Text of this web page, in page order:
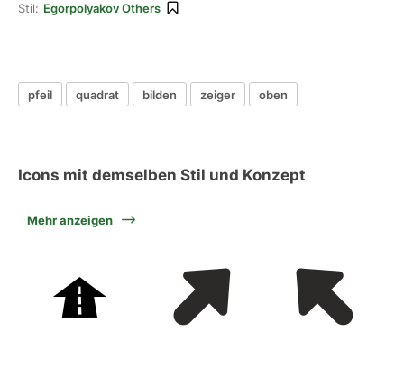
Stil: Egorpolyakov Others
pfeil quadrat bilden zeiger oben
Icons mit demselben Stil und Konzept
Mehr anzeigen